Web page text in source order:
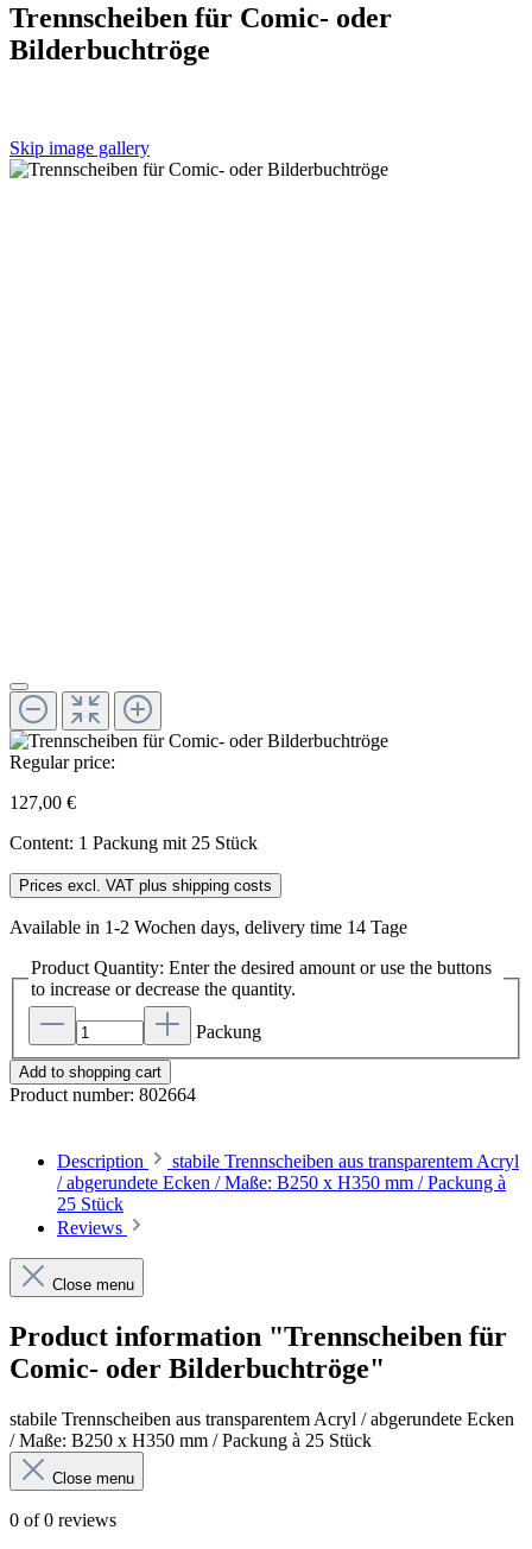
Trennscheiben für Comic- oder
Bilderbuchtröge
Skip image gallery
Regular price:
127,00 €
Content: 1 Packung mit 25 Stück
Prices excl. VAT plus shipping costs
Available in 1-2 Wochen days, delivery time 14 Tage
Product Quantity: Enter the desired amount or use the buttons
to increase or decrease the quantity.
Packung
Add to shopping cart
Product number: 802664
Description
stabile Trennscheiben aus transparentem Acryl
/ abgerundete Ecken / Maße: B250 x H350 mm / Packung à
25 Stück
Reviews
Close menu
Product information "Trennscheiben für
Comic- oder Bilderbuchtröge"
stabile Trennscheiben aus transparentem Acryl / abgerundete Ecken
/ Maße: B250 x H350 mm / Packung à 25 Stück
Close menu
0 of 0 reviews